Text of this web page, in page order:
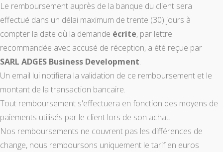
Le remboursement auprès de la banque du client sera
effectué dans un délai maximum de trente (30) jours à
compter la date où la demande écrite, par lettre
recommandée avec accusé de réception, a été reçue par
SARL ADGES Business Development.
Un email lui notifiera la validation de ce remboursement et le
montant de la transaction bancaire.
Tout remboursement s'effectuera en fonction des moyens de
paiements utilisés par le client lors de son achat.
Nos remboursements ne couvrent pas les différences de
change, nous remboursons uniquement le tarif en euros